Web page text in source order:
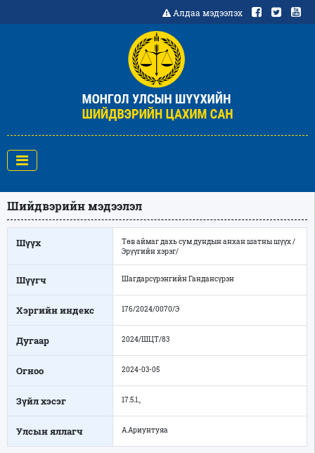
Алдаа мэдээлэх
Шийдвэрийн мэдээлэл
Шүүх
Төв аймаг дахь сум дундын анхан шатны шүүх /
Эрүүгийн хэрэг/
Шүүгч Шагдарсүрэнгийн Гандансүрэн
Хэргийн индекс 176/2024/0070/Э
Дугаар 2024/ШЦТ/83
Огноо 2024-03-05
Зүйл хэсэг 17.5.1.,
Улсын яллагч А.Ариунтуяа